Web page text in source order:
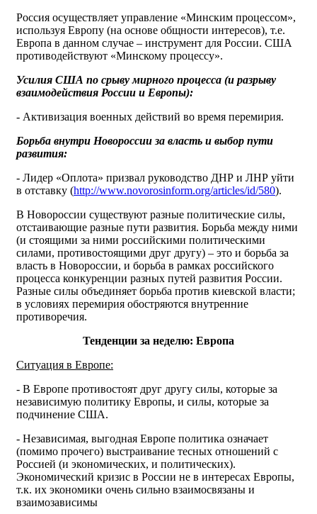
Россия осуществляет управление «Минским процессом»,
используя Европу (на основе общности интересов), т.е.
Европа в данном случае – инструмент для России. США
противодействуют «Минскому процессу».
Усилия США по срыву мирного процесса (и разрыву
взаимодействия России и Европы):
- Активизация военных действий во время перемирия.
Борьба внутри Новороссии за власть и выбор пути
развития:
- Лидер «Оплота» призвал руководство ДНР и ЛНР уйти
в отставку (http://www.novorosinform.org/articles/id/580).
В Новороссии существуют разные политические силы,
отстаивающие разные пути развития. Борьба между ними
(и стоящими за ними российскими политическими
силами, противостоящими друг другу) – это и борьба за
власть в Новороссии, и борьба в рамках российского
процесса конкуренции разных путей развития России.
Разные силы объединяет борьба против киевской власти;
в условиях перемирия обостряются внутренние
противоречия.
Тенденции за неделю: Европа
Ситуация в Европе:
- В Европе противостоят друг другу силы, которые за
независимую политику Европы, и силы, которые за
подчинение США.
- Независимая, выгодная Европе политика означает
(помимо прочего) выстраивание тесных отношений с
Россией (и экономических, и политических).
Экономический кризис в России не в интересах Европы,
т.к. их экономики очень сильно взаимосвязаны и
взаимозависимы